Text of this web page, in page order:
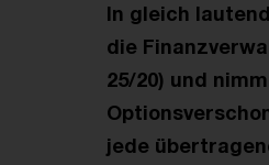
In gleich
die
25/20) und
jede